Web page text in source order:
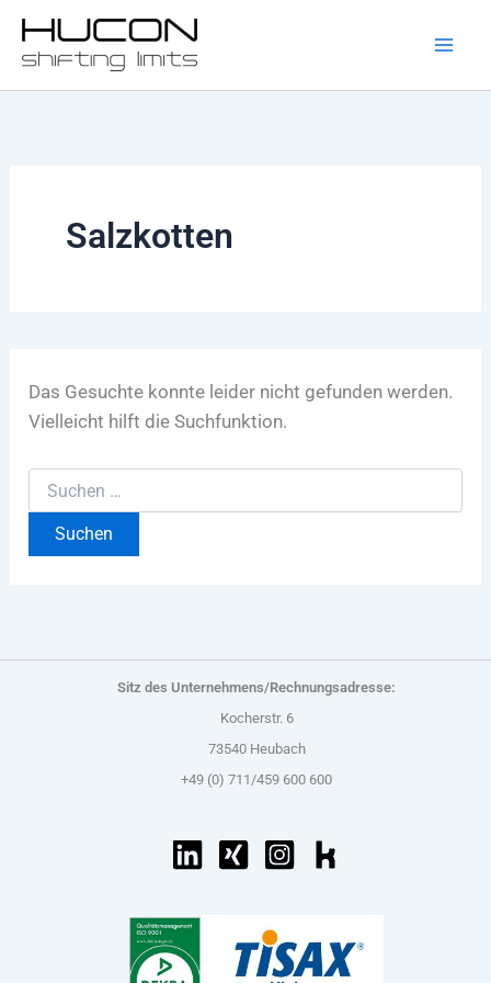
Zum
Inhalt
springen
Salzkotten
Das Gesuchte konnte leider nicht gefunden werden.
Vielleicht hilft die Suchfunktion.
nach:
Sitz des Unternehmens/Rechnungsadresse:
Kocherstr. 6
73540 Heubach
+49 (0) 711/459 600 600